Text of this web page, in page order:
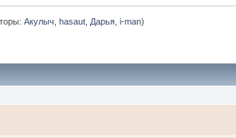
Акулыч hasaut, Дарья, i-man)